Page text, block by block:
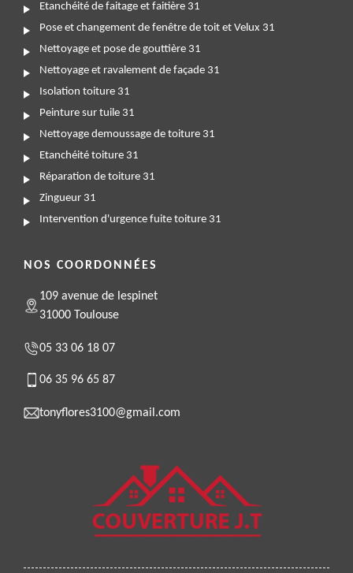
Etanchéité de faitage et faitière 31
Pose et changement de fenêtre de toit et Velux 31
Nettoyage et pose de gouttière 31
Nettoyage et ravalement de façade 31
Isolation toiture 31
Peinture sur tuile 31
Nettoyage demoussage de toiture 31
Etanchéité toiture 31
Réparation de toiture 31
Zingueur 31
Intervention d'urgence fuite toiture 31
NOS COORDONNÉES
109 avenue de lespinet
31000 Toulouse
05 33 06 18 07
06 35 96 65 87
tonyflores3100@gmail.com